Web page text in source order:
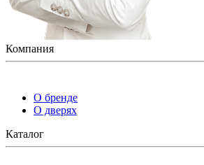
Компания
О бренде
О дверях
Каталог